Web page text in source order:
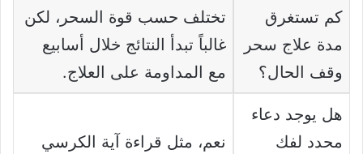
كم تستغرق
مدة علاج سحر
وقف الحال؟
تختلف حسب قوة السحر، لكن
غالباً تبدأ النتائج خلال أسابيع
مع المداومة على العلاج.
هل يوجد دعاء
محدد لفك
نعم، مثل قراءة آية الكرسي